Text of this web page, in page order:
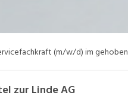
Temporär (befristet)
Human Resources
Controlling, Treuhand,
(m/w/d) im
zur Linde AG